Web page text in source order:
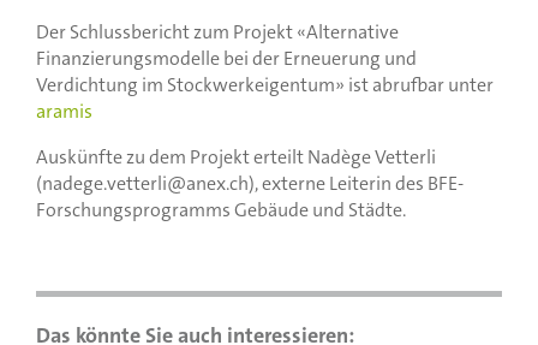
Der Schlussbericht zum Projekt «Alternative
Finanzierungsmodelle bei der Erneuerung und
Verdichtung im Stockwerkeigentum» ist abrufbar unter
aramis
Auskünfte zu dem Projekt erteilt Nadège Vetterli
(nadege.vetterli@anex.ch), externe Leiterin des BFE-
Forschungsprogramms Gebäude und Städte.